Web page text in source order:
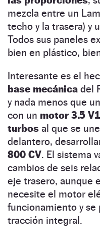
mezcla entre un
techo y la trasera) y
Todos sus paneles
bien en plástico,
Interesante es el
base mecánica del
y nada menos que un
con un motor 3.5
turbos al que se
delantero,
800 CV. El sistema
cambios de seis
eje trasero, aunque
necesite el motor
funcionamiento y se
tracción integral.